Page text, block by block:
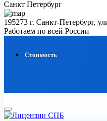
Санкт Петербург
195273 г. Санкт-Петербург,
Работаем по всей России
Стоимость